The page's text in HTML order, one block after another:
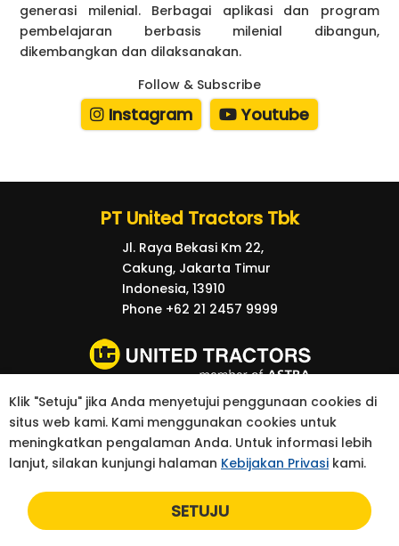
generasi milenial. Berbagai aplikasi dan program
pembelajaran berbasis milenial dibangun,
dikembangkan dan dilaksanakan.
Follow & Subscribe
Instagram Youtube
Klik "Setuju" jika Anda menyetujui penggunaan cookies di
situs web kami. Kami menggunakan cookies untuk
meningkatkan pengalaman Anda. Untuk informasi lebih
lanjut, silakan kunjungi halaman Kebijakan Privasi kami.
SETUJU
PT United Tractors Tbk
Jl. Raya Bekasi Km 22,
Cakung, Jakarta Timur
Indonesia, 13910
Phone +62 21 2457 9999
© 2026 United Tractors all right reserved.
kebijakan Privasi Kontak